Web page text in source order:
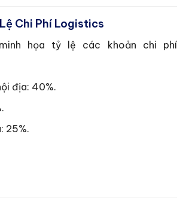
Chi Phí Logistics
họa tỷ lệ các khoản chi phí
địa: 40%.
25%.